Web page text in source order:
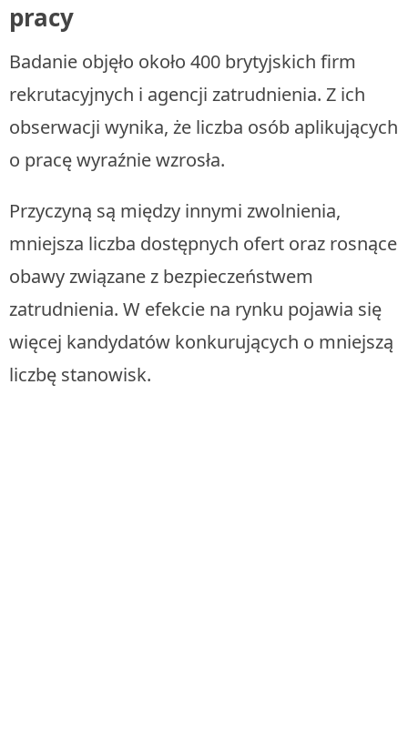
pracy
Badanie objęło około 400 brytyjskich firm
rekrutacyjnych i agencji zatrudnienia. Z ich
obserwacji wynika, że liczba osób aplikujących
o pracę wyraźnie wzrosła.
Przyczyną są między innymi zwolnienia,
mniejsza liczba dostępnych ofert oraz rosnące
obawy związane z bezpieczeństwem
zatrudnienia. W efekcie na rynku pojawia się
więcej kandydatów konkurujących o mniejszą
liczbę stanowisk.